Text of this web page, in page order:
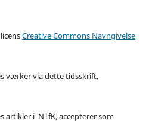
Creative Commons Navngivelse
værker via dette tidsskrift,
artikler i NTfK, accepterer som